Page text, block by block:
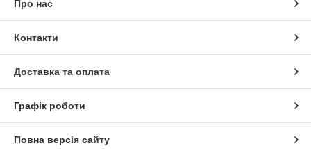
Про нас
Контакти
Доставка та оплата
Графік роботи
Повна версія сайту